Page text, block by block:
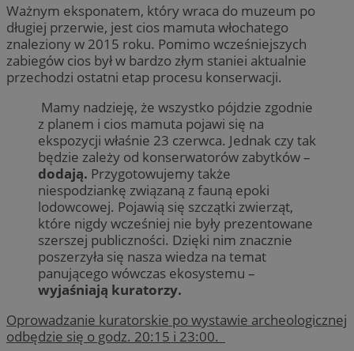
Ważnym eksponatem, który wraca do muzeum po
długiej przerwie, jest cios mamuta włochatego
znaleziony w 2015 roku. Pomimo wcześniejszych
zabiegów cios był w bardzo złym staniei aktualnie
przechodzi ostatni etap procesu konserwacji.
Mamy nadzieję, że wszystko pójdzie zgodnie
z planem i cios mamuta pojawi się na
ekspozycji właśnie 23 czerwca. Jednak czy tak
będzie zależy od konserwatorów zabytków –
dodają. Przygotowujemy także
niespodziankę związaną z fauną epoki
lodowcowej. Pojawią się szczątki zwierząt,
które nigdy wcześniej nie były prezentowane
szerszej publiczności. Dzięki nim znacznie
poszerzyła się nasza wiedza na temat
panującego wówczas ekosystemu –
wyjaśniają kuratorzy.
Oprowadzanie kuratorskie po wystawie archeologicznej
odbędzie się o godz. 20:15 i 23:00.